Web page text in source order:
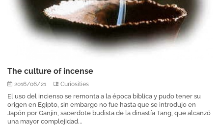
The culture of incense
2016/06/21 Curiosities
El uso del incienso se remonta a la época bíblica y pudo tener su
origen en Egipto, sin embargo no fue hasta que se introdujo en
Japón por Ganjin, sacerdote budista de la dinastía Tang, que alcanzó
una mayor complejidad...